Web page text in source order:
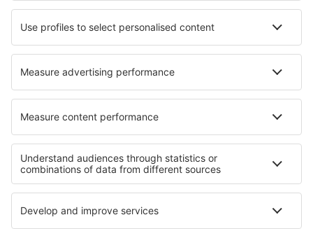
Eurowings
Turkish Airlines
Über eSky
Impressum
AGB
Meine Reservierung
Datenschutz
Hilfe und Kontakt
Privatsphäre